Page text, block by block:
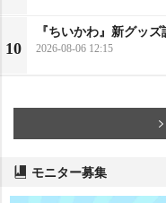
10
『ちいかわ』新グッ
2026-08-06 12:15
モニター募集